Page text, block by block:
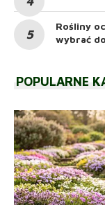
Rośliny
wybrać
POPULARNE